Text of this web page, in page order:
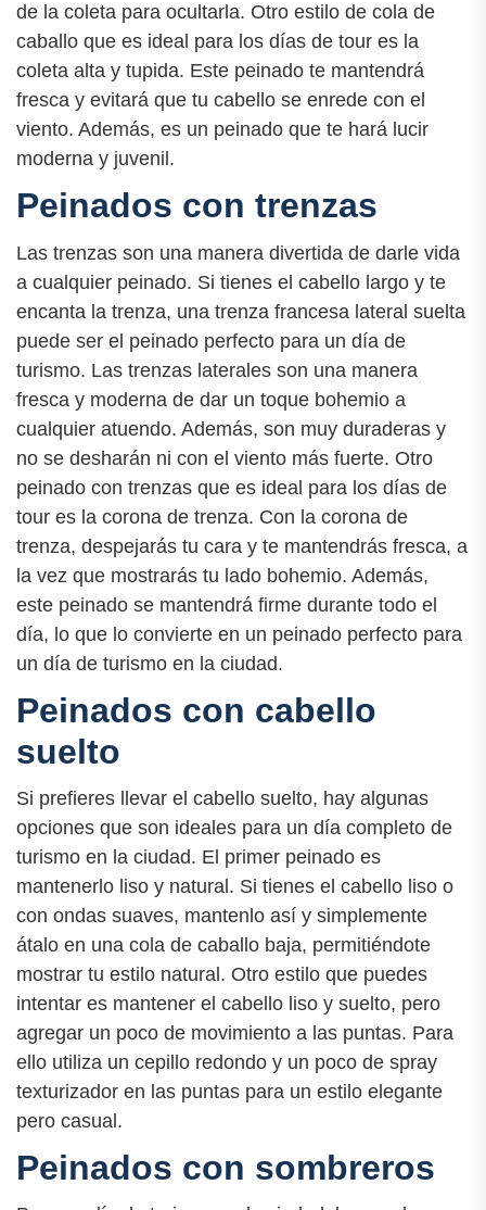
de la coleta para ocultarla. Otro estilo de cola de
caballo que es ideal para los días de tour es la
coleta alta y tupida. Este peinado te mantendrá
fresca y evitará que tu cabello se enrede con el
viento. Además, es un peinado que te hará lucir
moderna y juvenil.
Peinados con trenzas
Las trenzas son una manera divertida de darle vida
a cualquier peinado. Si tienes el cabello largo y te
encanta la trenza, una trenza francesa lateral suelta
puede ser el peinado perfecto para un día de
turismo. Las trenzas laterales son una manera
fresca y moderna de dar un toque bohemio a
cualquier atuendo. Además, son muy duraderas y
no se desharán ni con el viento más fuerte. Otro
peinado con trenzas que es ideal para los días de
tour es la corona de trenza. Con la corona de
trenza, despejarás tu cara y te mantendrás fresca, a
la vez que mostrarás tu lado bohemio. Además,
este peinado se mantendrá firme durante todo el
día, lo que lo convierte en un peinado perfecto para
un día de turismo en la ciudad.
Peinados con cabello
suelto
Si prefieres llevar el cabello suelto, hay algunas
opciones que son ideales para un día completo de
turismo en la ciudad. El primer peinado es
mantenerlo liso y natural. Si tienes el cabello liso o
con ondas suaves, mantenlo así y simplemente
átalo en una cola de caballo baja, permitiéndote
mostrar tu estilo natural. Otro estilo que puedes
intentar es mantener el cabello liso y suelto, pero
agregar un poco de movimiento a las puntas. Para
ello utiliza un cepillo redondo y un poco de spray
texturizador en las puntas para un estilo elegante
pero casual.
Peinados con sombreros